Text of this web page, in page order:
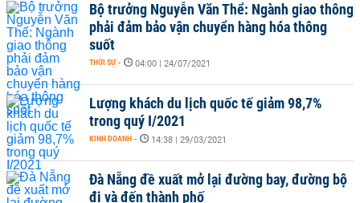
Bộ trưởng Nguyễn Văn Thể: Ngành giao thông
phải đảm bảo vận chuyển hàng hóa thông
suốt
THỜI SỰ - 04:00 | 24/07/2021
Lượng khách du lịch quốc tế giảm 98,7%
trong quý I/2021
KINH DOANH - 14:38 | 29/03/2021
Đà Nẵng đề xuất mở lại đường bay, đường bộ
đi và đến thành phố